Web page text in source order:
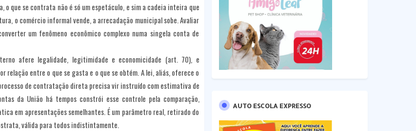
o que se contrata não é só um espetáculo, e sim a cadeia inteira que
o comércio informal vende, a arrecadação municipal sobe. Avaliar
um fenômeno econômico complexo numa singela conta de
afere legalidade, legitimidade e economicidade (art. 70), e
relação entre o que se gasta e o que se obtém. A lei, aliás, oferece o
de contratação direta precisa vir instruído com estimativa de
da União há tempos constrói esse controle pela comparação,
em apresentações semelhantes. É um parâmetro real, retirado do
válida para todos indistintamente.
AUTO ESCOLA EXPRESSO